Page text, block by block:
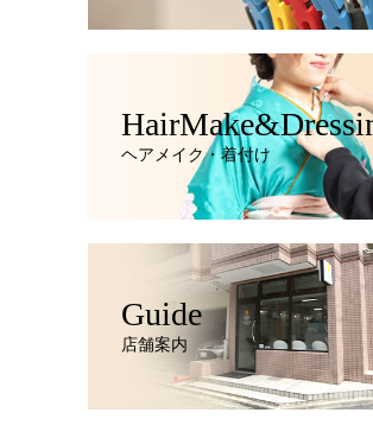
ヘアメイク・着付け
Guide
店舗案内